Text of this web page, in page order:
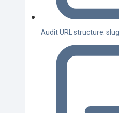
Audit URL structure: